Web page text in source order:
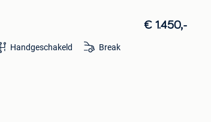
€ 1.450,-
Handgeschakeld Break